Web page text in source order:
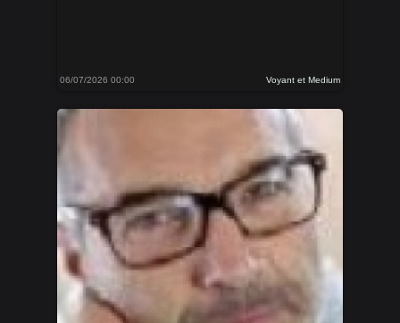
06/07/2026 00:00 Voyant et Medium